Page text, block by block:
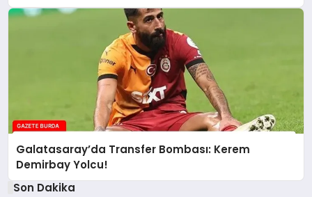
Galatasaray’da Transfer Bombası: Kerem
Demirbay Yolcu!
Son Dakika